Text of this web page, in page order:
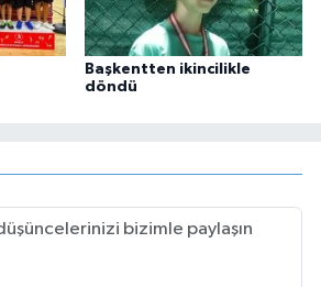
Başkentten ikincilikle
döndü